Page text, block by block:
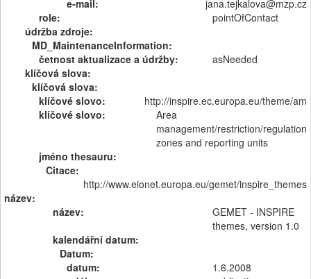
e-mail:
jana.tejkalova@mzp.cz
role:
pointOfContact
údržba zdroje:
MD_MaintenanceInformation:
četnost aktualizace a údržby:
asNeeded
klíčová slova:
klíčová slova:
klíčové slovo:
http://inspire.ec.europa.eu/theme/am
klíčové slovo:
Area
management/restriction/regulation
zones and reporting units
jméno thesauru:
Citace:
název:
http://www.eionet.europa.eu/gemet/inspire_themes
název:
GEMET - INSPIRE
themes, version 1.0
kalendářní datum:
Datum:
datum:
1.6.2008